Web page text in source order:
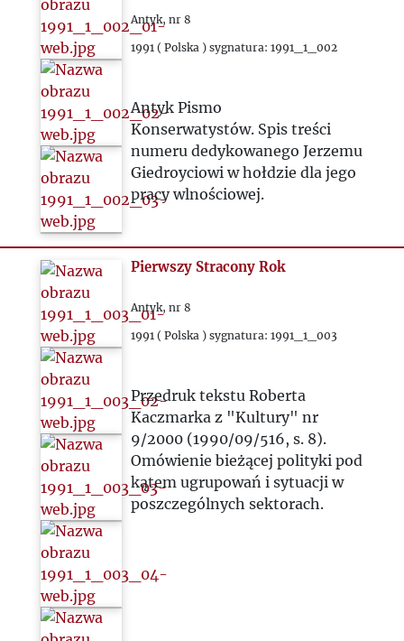
2025
Antyk, nr 8
1991 ( Polska ) sygnatura: 1991_1_002
Antyk Pismo
Konserwatystów. Spis treści
numeru dedykowanego Jerzemu
Giedroyciowi w hołdzie dla jego
pracy wlnościowej.
Pierwszy Stracony Rok
Antyk, nr 8
1991 ( Polska ) sygnatura: 1991_1_003
Przedruk tekstu Roberta
Kaczmarka z "Kultury" nr
9/2000 (1990/09/516, s. 8).
Omówienie bieżącej polityki pod
kątem ugrupowań i sytuacji w
poszczególnych sektorach.